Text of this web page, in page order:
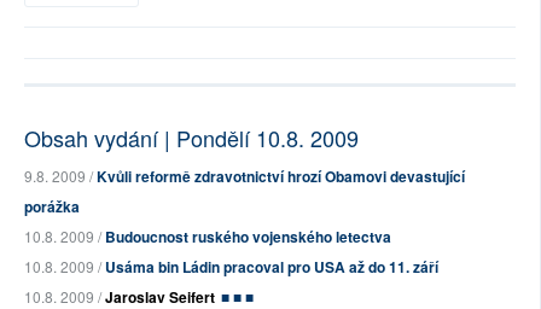
Obsah vydání | Pondělí 10.8. 2009
9.8. 2009 /Kvůli reformě zdravotnictví hrozí Obamovi devastující
porážka
10.8. 2009 /Budoucnost ruského vojenského letectva
10.8. 2009 /Usáma bin Ládin pracoval pro USA až do 11. září
10.8. 2009 /Jaroslav Seifert ■ ■ ■